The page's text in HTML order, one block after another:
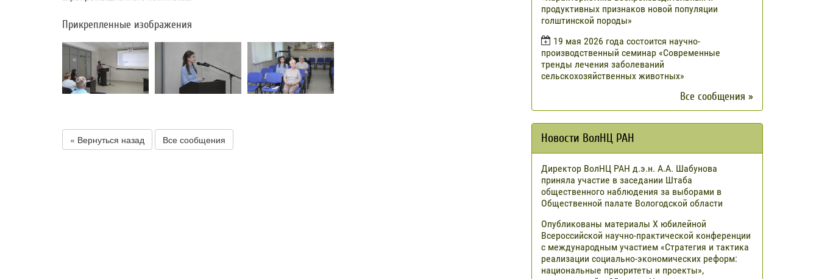
Прикрепленные изображения
« Вернуться назад Все сообщения
продуктивных признаков новой популяции
голштинской породы»
19 мая 2026 года состоится научно-
производственный семинар «Современные
тренды лечения заболеваний
сельскохозяйственных животных»
Все сообщения »
Новости ВолНЦ РАН
Директор ВолНЦ РАН д.э.н. А.А. Шабунова
приняла участие в заседании Штаба
общественного наблюдения за выборами в
Общественной палате Вологодской области
Опубликованы материалы X юбилейной
Всероссийской научно-практической конференции
с международным участием «Стратегия и тактика
реализации социально-экономических реформ:
национальные приоритеты и проекты»,